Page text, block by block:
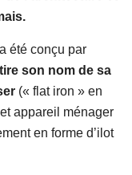
été conçu par
tire son nom de sa
(« flat iron » en
appareil ménager
en forme d’ilot